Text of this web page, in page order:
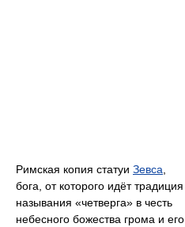
Римская копия статуи Зевса
бога, от которого идёт традиция
называния «четверга» в честь
небесного божества грома и его